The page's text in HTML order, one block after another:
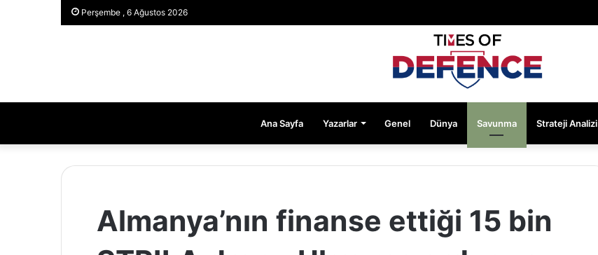
Perşembe , 6 Ağustos 2026
Ana Sayfa Yazarlar Genel Dünya Savunma Strateji Analizi
Almanya’nın finanse ettiği 15 bin